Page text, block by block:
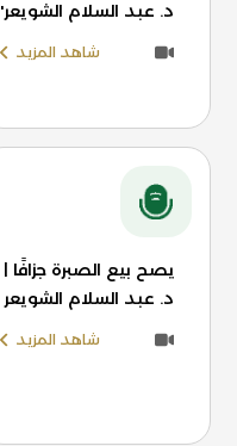
د. عبد السلام الشويعر'
شاهد المزيد
يصح بيع الصبرة جزافًا |
د. عبد السلام الشويعر
شاهد المزيد